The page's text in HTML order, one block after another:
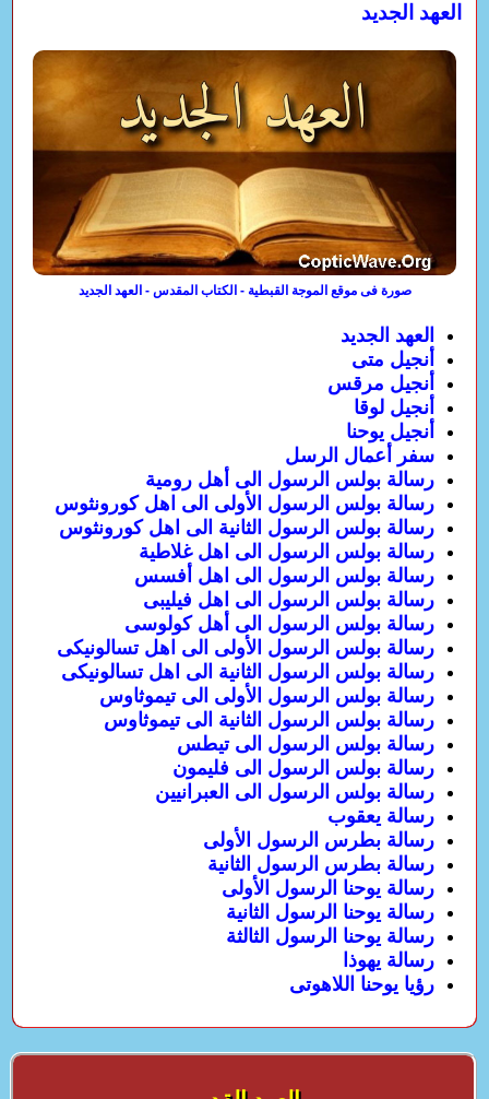
العهد الجديد
صورة فى موقع الموجة القبطية - الكتاب المقدس - العهد الجديد
العهد الجديد
أنجيل متى
أنجيل مرقس
أنجيل لوقا
أنجيل يوحنا
سفر أعمال الرسل
رسالة بولس الرسول الى أهل رومية
رسالة بولس الرسول الأولى الى اهل كورونثوس
رسالة بولس الرسول الثانية الى اهل كورونثوس
رسالة بولس الرسول الى اهل غلاطية
رسالة بولس الرسول الى اهل أفسس
رسالة بولس الرسول الى اهل فيليبى
رسالة بولس الرسول الى أهل كولوسى
رسالة بولس الرسول الأولى الى اهل تسالونيكى
رسالة بولس الرسول الثانية الى اهل تسالونيكى
رسالة بولس الرسول الأولى الى تيموثاوس
رسالة بولس الرسول الثانية الى تيموثاوس
رسالة بولس الرسول الى تيطس
رسالة بولس الرسول الى فليمون
رسالة بولس الرسول الى العبرانيين
رسالة يعقوب
رسالة بطرس الرسول الأولى
رسالة بطرس الرسول الثانية
رسالة يوحنا الرسول الأولى
رسالة يوحنا الرسول الثانية
رسالة يوحنا الرسول الثالثة
رسالة يهوذا
رؤيا يوحنا اللاهوتى